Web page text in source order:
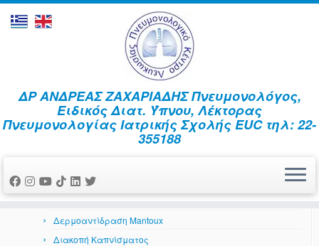
content
ΔΡ ΑΝΔΡΕΑΣ ΖΑΧΑΡΙΑΔΗΣ Πνευμονολόγος,
Ειδικός Διατ. Ύπνου, Λέκτορας
Πνευμονολογίας Ιατρικής Σχολής EUC τηλ: 22-
355188
Home »Εκπνεόμενο Μονοξείδιο του αζώτου
Αναπνευστικό Σύστημα
Βρογχοσκόπηση
Δερμοαντίδραση Mantoux
Διακοπή Καπνίσματος